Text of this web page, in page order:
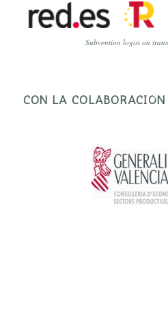
Subvention logos on
CON LA COLABORACIÓN